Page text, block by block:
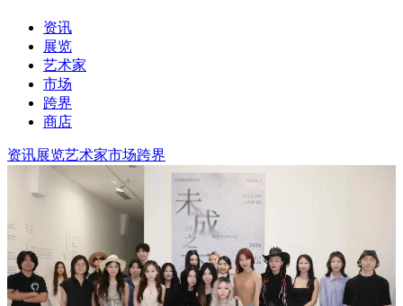
资讯
展览
艺术家
市场
跨界
商店
资讯展览艺术家市场跨界